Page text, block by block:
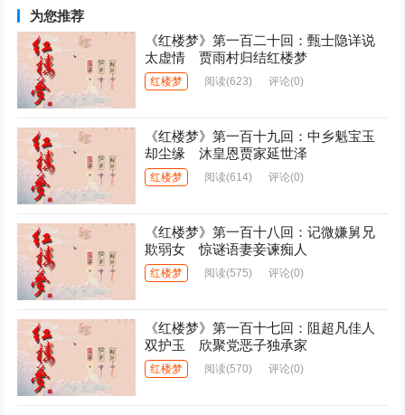
为您推荐
《红楼梦》第一百二十回：甄士隐详说
太虚情 贾雨村归结红楼梦
红楼梦 阅读(623) 评论(0)
《红楼梦》第一百十九回：中乡魁宝玉
却尘缘 沐皇恩贾家延世泽
红楼梦 阅读(614) 评论(0)
《红楼梦》第一百十八回：记微嫌舅兄
欺弱女 惊谜语妻妾谏痴人
红楼梦 阅读(575) 评论(0)
《红楼梦》第一百十七回：阻超凡佳人
双护玉 欣聚党恶子独承家
红楼梦 阅读(570) 评论(0)